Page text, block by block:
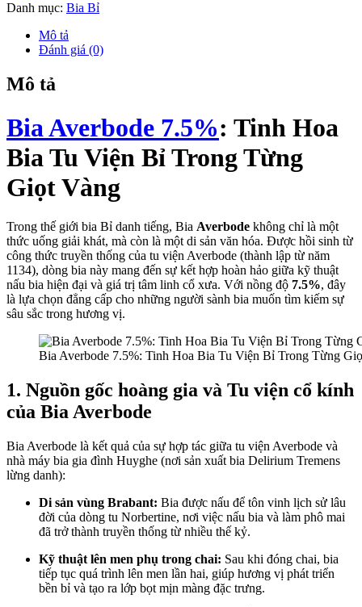
Danh mục: Bia Bỉ
Mô tả
Đánh giá (0)
Mô tả
Bia Averbode 7.5%: Tinh Hoa
Bia Tu Viện Bỉ Trong Từng
Giọt Vàng
Trong thế giới bia Bỉ danh tiếng, Bia Averbode không chỉ là một
thức uống giải khát, mà còn là một di sản văn hóa. Được hồi sinh từ
công thức truyền thống của tu viện Averbode (thành lập từ năm
1134), dòng bia này mang đến sự kết hợp hoàn hảo giữa kỹ thuật
nấu bia hiện đại và giá trị tâm linh cổ xưa. Với nồng độ 7.5%, đây
là lựa chọn đẳng cấp cho những người sành bia muốn tìm kiếm sự
sâu sắc trong hương vị.
Bia Averbode 7.5%: Tinh Hoa Bia Tu Viện Bỉ Trong Từng
1. Nguồn gốc hoàng gia và Tu viện cổ kính
của Bia Averbode
Bia Averbode là kết quả của sự hợp tác giữa tu viện Averbode và
nhà máy bia gia đình Huyghe (nơi sản xuất bia Delirium Tremens
lừng danh):
Di sản vùng Brabant: Bia được nấu để tôn vinh lịch sử lâu
đời của dòng tu Norbertine, nơi việc nấu bia và làm phô mai
đã trở thành truyền thống từ nhiều thế kỷ.
Kỹ thuật lên men phụ trong chai: Sau khi đóng chai, bia
tiếp tục quá trình lên men lần hai, giúp hương vị phát triển
bền bỉ và tạo ra lớp bọt mịn màng đặc trưng.